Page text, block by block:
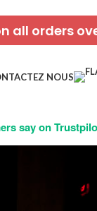
all orders
NOUS
say on